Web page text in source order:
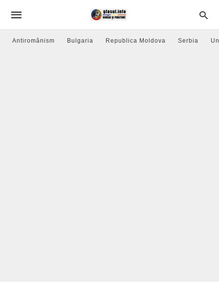
Antiromânism Bulgaria Republica Moldova Serbia